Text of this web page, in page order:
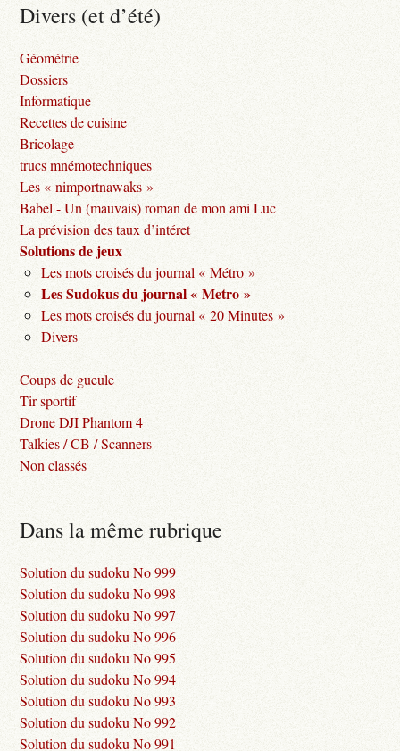
Divers (et d’été)
Géométrie
Dossiers
Informatique
Recettes de cuisine
Bricolage
trucs mnémotechniques
Les « nimportnawaks »
Babel - Un (mauvais) roman de mon ami Luc
La prévision des taux d’intéret
Solutions de jeux
Les mots croisés du journal « Métro »
Les Sudokus du journal « Metro »
Les mots croisés du journal « 20 Minutes »
Divers
Coups de gueule
Tir sportif
Drone DJI Phantom 4
Talkies / CB / Scanners
Non classés
Dans la même rubrique
Solution du sudoku No 999
Solution du sudoku No 998
Solution du sudoku No 997
Solution du sudoku No 996
Solution du sudoku No 995
Solution du sudoku No 994
Solution du sudoku No 993
Solution du sudoku No 992
Solution du sudoku No 991